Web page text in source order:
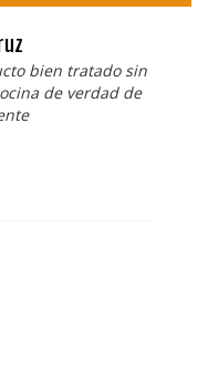
bien tratado sin
de verdad de